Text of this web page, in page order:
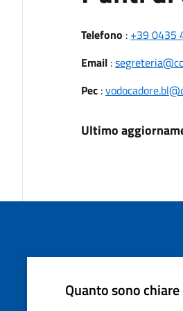
Telefono : +39 0435
Email:
Pec:
Ultimo
Quanto sono